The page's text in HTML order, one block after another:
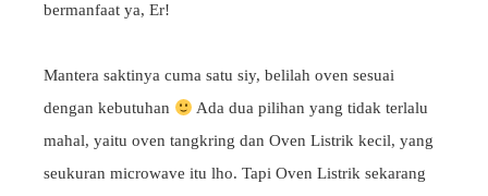
bermanfaat ya, Er!
Mantera saktinya cuma satu siy, belilah oven sesuai
dengan kebutuhan
Ada dua pilihan yang tidak terlalu
mahal, yaitu oven tangkring dan Oven Listrik kecil, yang
seukuran microwave itu lho. Tapi Oven Listrik sekarang